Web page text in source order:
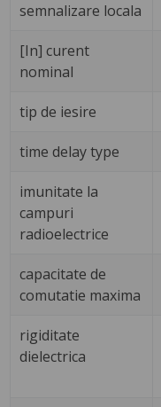
semnalizare locala
[In] curent
nominal
tip de iesire
time delay type
imunitate la
campuri
radioelectrice
capacitate de
comutatie maxima
rigiditate
dielectrica